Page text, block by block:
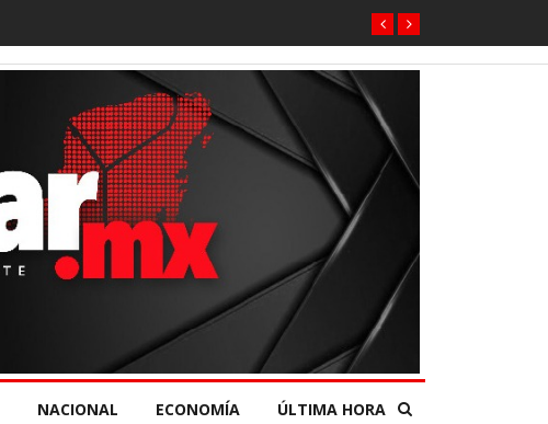
NACIONAL ECONOMÍA ÚLTIMA HORA